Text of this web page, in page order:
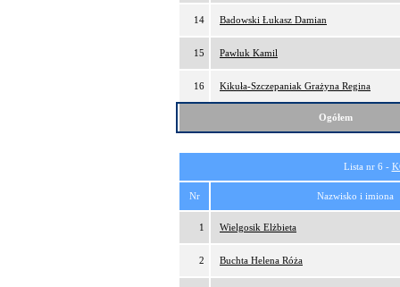
14 Badowski Łukasz Damian
15 Pawluk Kamil
16 Kikuła-Szczepaniak Grażyna Regina
Ogółem
Lista nr 6 -
Nr Nazwisko i imiona
1 Wielgosik Elżbieta
2 Buchta Helena Róża